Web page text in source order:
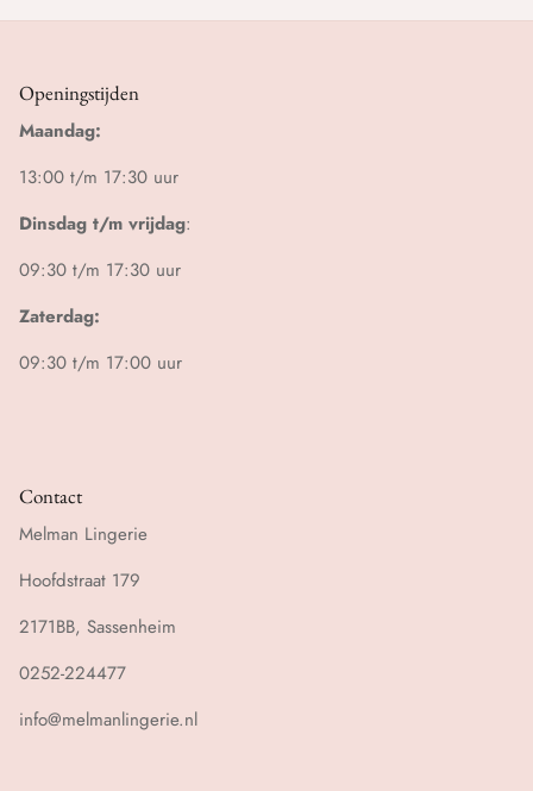
Openingstijden
Maandag:
13:00 t/m 17:30 uur
Dinsdag t/m vrijdag:
09:30 t/m 17:30 uur
Zaterdag:
09:30 t/m 17:00 uur
Contact
Melman Lingerie
Hoofdstraat 179
2171BB, Sassenheim
0252-224477
info@melmanlingerie.nl